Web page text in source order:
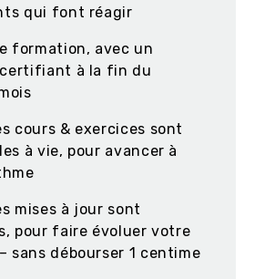
qui font réagir
formation, avec un
certifiant à la fin du
cours & exercices sont
à vie, pour avancer à
mises à jour sont
pour faire évoluer votre
sans débourser 1 centime